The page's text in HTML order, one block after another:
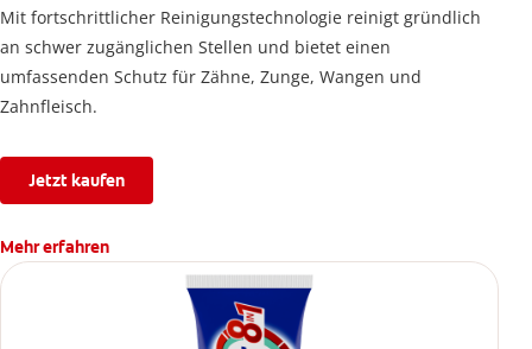
Mit fortschrittlicher Reinigungstechnologie reinigt gründlich
an schwer zugänglichen Stellen und bietet einen
umfassenden Schutz für Zähne, Zunge, Wangen und
Zahnfleisch.
Jetzt kaufen
Mehr erfahren